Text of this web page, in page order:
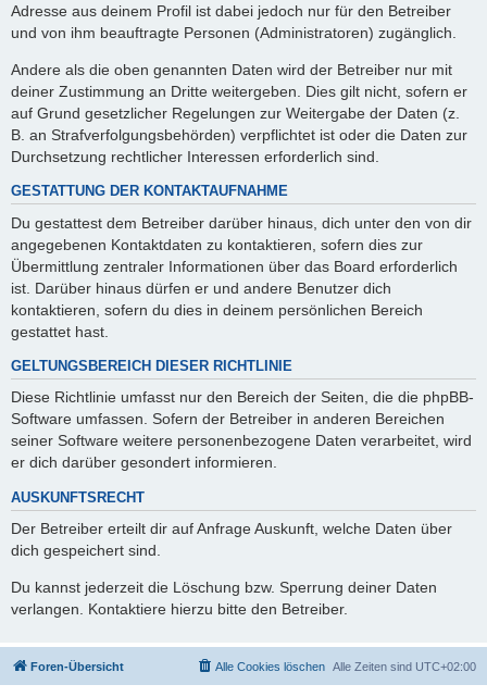
Adresse aus deinem Profil ist dabei jedoch nur für den Betreiber
und von ihm beauftragte Personen (Administratoren) zugänglich.
Andere als die oben genannten Daten wird der Betreiber nur mit
deiner Zustimmung an Dritte weitergeben. Dies gilt nicht, sofern er
auf Grund gesetzlicher Regelungen zur Weitergabe der Daten (z.
B. an Strafverfolgungsbehörden) verpflichtet ist oder die Daten zur
Durchsetzung rechtlicher Interessen erforderlich sind.
GESTATTUNG DER KONTAKTAUFNAHME
Du gestattest dem Betreiber darüber hinaus, dich unter den von dir
angegebenen Kontaktdaten zu kontaktieren, sofern dies zur
Übermittlung zentraler Informationen über das Board erforderlich
ist. Darüber hinaus dürfen er und andere Benutzer dich
kontaktieren, sofern du dies in deinem persönlichen Bereich
gestattet hast.
GELTUNGSBEREICH DIESER RICHTLINIE
Diese Richtlinie umfasst nur den Bereich der Seiten, die die phpBB-
Software umfassen. Sofern der Betreiber in anderen Bereichen
seiner Software weitere personenbezogene Daten verarbeitet, wird
er dich darüber gesondert informieren.
AUSKUNFTSRECHT
Der Betreiber erteilt dir auf Anfrage Auskunft, welche Daten über
dich gespeichert sind.
Du kannst jederzeit die Löschung bzw. Sperrung deiner Daten
verlangen. Kontaktiere hierzu bitte den Betreiber.
Foren-Übersicht Alle Zeiten sind UTC+02:00
Alle Cookies löschen